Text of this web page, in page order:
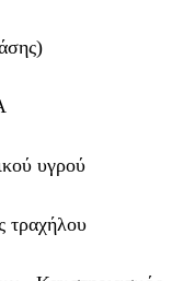
υγρού
τραχήλου